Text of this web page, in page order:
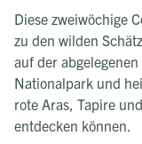
Diese zweiwöchige
zu den wilden
auf der
Nationalpark und
rote Aras, Tapire
entdecken können.